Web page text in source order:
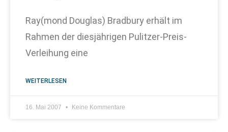
Ray(mond Douglas) Bradbury erhält im
Rahmen der diesjährigen Pulitzer-Preis-
Verleihung eine
WEITERLESEN
16. Mai 2007 Keine Kommentare